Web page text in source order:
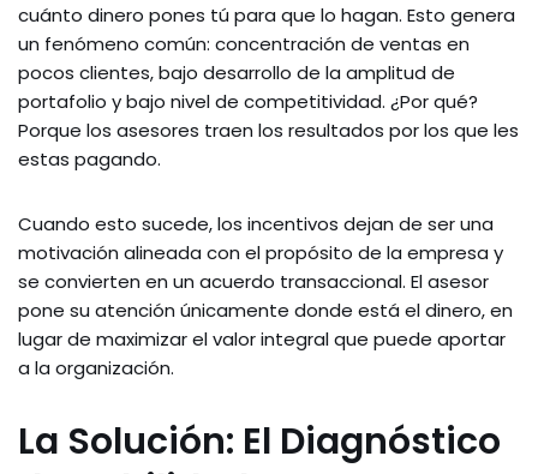
cuánto dinero pones tú para que lo hagan. Esto genera
un fenómeno común: concentración de ventas en
pocos clientes, bajo desarrollo de la amplitud de
portafolio y bajo nivel de competitividad. ¿Por qué?
Porque los asesores traen los resultados por los que les
estas pagando.
Cuando esto sucede, los incentivos dejan de ser una
motivación alineada con el propósito de la empresa y
se convierten en un acuerdo transaccional. El asesor
pone su atención únicamente donde está el dinero, en
lugar de maximizar el valor integral que puede aportar
a la organización.
La Solución: El Diagnóstico